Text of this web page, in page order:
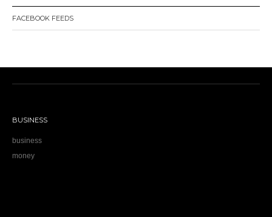
FACEBOOK FEEDS
BUSINESS
business
money